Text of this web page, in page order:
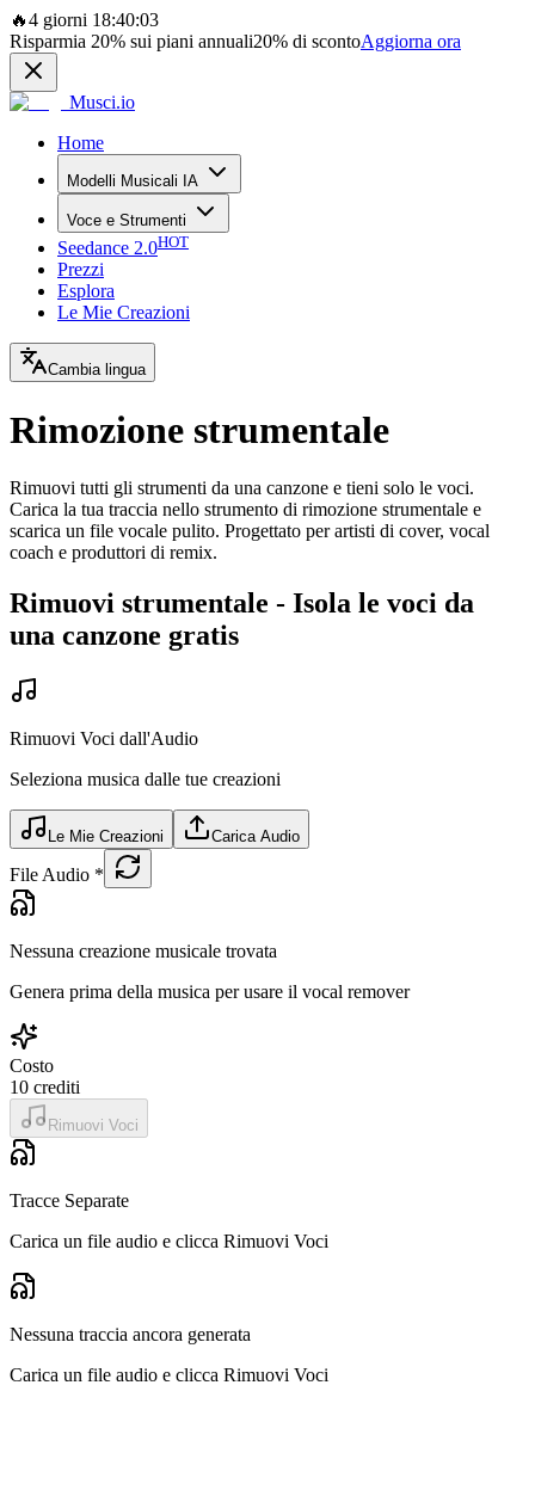
🔥4 giorni 18:40:03
Risparmia 20% sui piani annuali20% di scontoAggiorna ora
Musci.io
Home
Modelli Musicali IA
Voce e Strumenti
Seedance 2.0HOT
Prezzi
Esplora
Le Mie Creazioni
Cambia lingua
Rimozione strumentale
Rimuovi tutti gli strumenti da una canzone e tieni solo le voci.
Carica la tua traccia nello strumento di rimozione strumentale e
scarica un file vocale pulito. Progettato per artisti di cover, vocal
coach e produttori di remix.
Rimuovi strumentale - Isola le voci da
una canzone gratis
Rimuovi Voci dall'Audio
Seleziona musica dalle tue creazioni
Le Mie Creazioni Carica Audio
File Audio *
Nessuna creazione musicale trovata
Genera prima della musica per usare il vocal remover
Costo
10 crediti
Rimuovi Voci
Tracce Separate
Carica un file audio e clicca Rimuovi Voci
Nessuna traccia ancora generata
Carica un file audio e clicca Rimuovi Voci